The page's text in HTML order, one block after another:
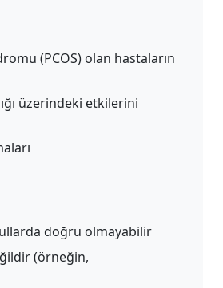
(PCOS) olan hastaların
üzerindeki etkilerini
doğru olmayabilir
(örneğin,